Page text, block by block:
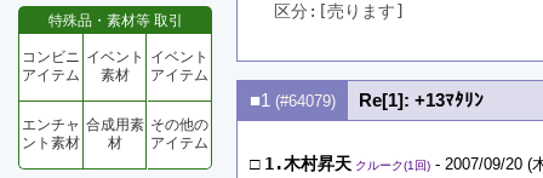
特殊品・素材等 取引
コンビニ
アイテム
イベント
素材
イベント
アイテム
エンチャ
ント素材
合成用素
材
その他の
アイテム
区分:[売ります]
■1 (#64079) Re[1]: +13ﾏﾀﾘﾝ
□ 1.木村昇天 クルーク(1回) - 2007/09/20 (